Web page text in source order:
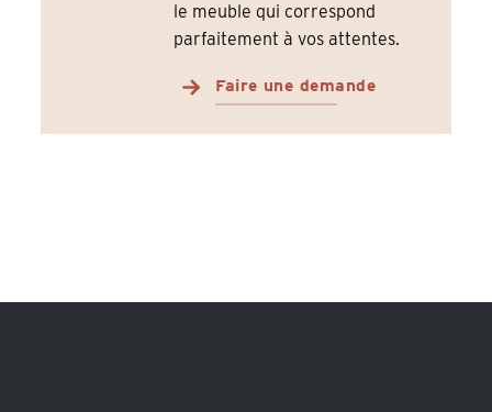
le meuble qui correspond
parfaitement à vos attentes.
Faire une demande